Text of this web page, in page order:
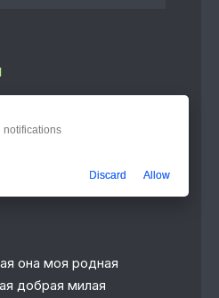
она моя родная
добрая милая
notifications
Discard Allow